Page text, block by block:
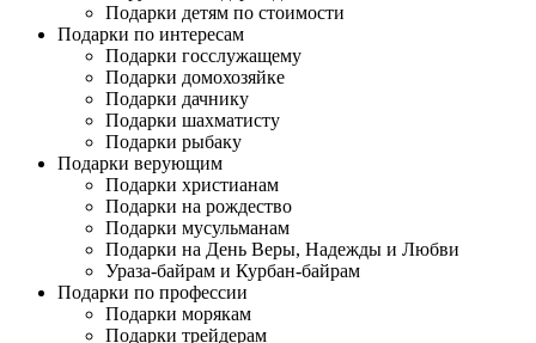
Подарки детям по стоимости
Подарки по интересам
Подарки госслужащему
Подарки домохозяйке
Подарки дачнику
Подарки шахматисту
Подарки рыбаку
Подарки верующим
Подарки христианам
Подарки на рождество
Подарки мусульманам
Подарки на День Веры, Надежды и Любви
Ураза-байрам и Курбан-байрам
Подарки по профессии
Подарки морякам
Подарки трейдерам